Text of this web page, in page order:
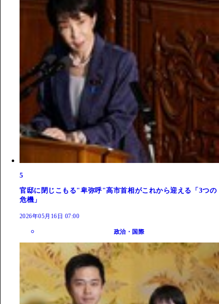
5
官邸に閉じこもる"卑弥呼"高市首相がこれから迎える「3つの
危機」
2026年05月16日 07:00
政治・国際